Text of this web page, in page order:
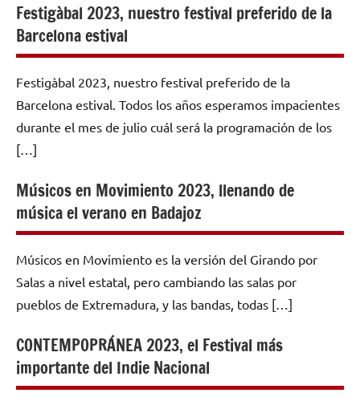
Festigàbal 2023, nuestro festival preferido de la
Barcelona estival
Festigàbal 2023, nuestro festival preferido de la
Barcelona estival. Todos los años esperamos impacientes
durante el mes de julio cuál será la programación de los
[…]
Músicos en Movimiento 2023, llenando de
música el verano en Badajoz
Músicos en Movimiento es la versión del Girando por
Salas a nivel estatal, pero cambiando las salas por
pueblos de Extremadura, y las bandas, todas […]
CONTEMPOPRÁNEA 2023, el Festival más
importante del Indie Nacional